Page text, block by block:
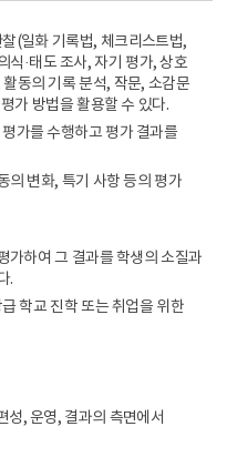
(일화 기록법, 체크리스트법,
식·태도 조사, 자기 평가, 상호
동의 기록 분석, 작문, 소감문
가 방법을 활용할 수 있다.
가를 수행하고 평가 결과를
의 변화, 특기 사항 등의 평가
가하여 그 결과를 학생의 소질과
.
학교 진학 또는 취업을 위한
성, 운영, 결과의 측면에서